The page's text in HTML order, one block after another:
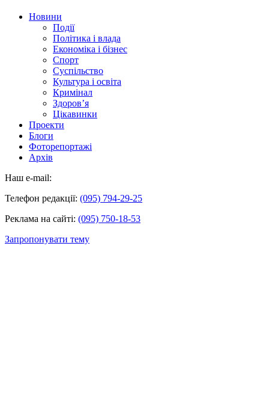
Новини
Події
Політика і влада
Економіка і бізнес
Спорт
Суспільство
Культура і освіта
Кримінал
Здоров’я
Цікавинки
Проекти
Блоги
Фоторепортажі
Архів
Наш e-mail:
Телефон редакції: (095) 794-29-25
Реклама на сайті: (095) 750-18-53
Запропонувати тему